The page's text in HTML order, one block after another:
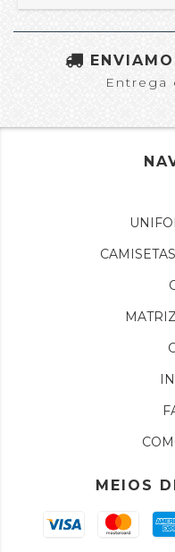
Entrega
MEIOS